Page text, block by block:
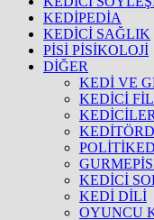
KEDİPEDİA
KEDİCİ SAĞLIK
PİSİ PİSİKOLOJİ
DİĞER
KEDİ VE
KEDİCİ
KEDİCİ
KEDİ DİLİ
OYUNCU